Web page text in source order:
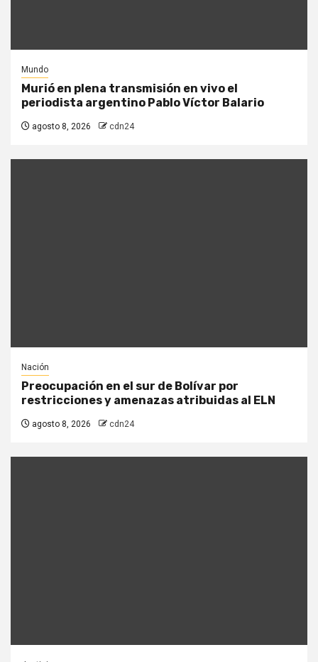
Mundo
Murió en plena transmisión en vivo el
periodista argentino Pablo Víctor Balario
agosto 8, 2026 cdn24
Nación
Preocupación en el sur de Bolívar por
restricciones y amenazas atribuidas al ELN
agosto 8, 2026 cdn24